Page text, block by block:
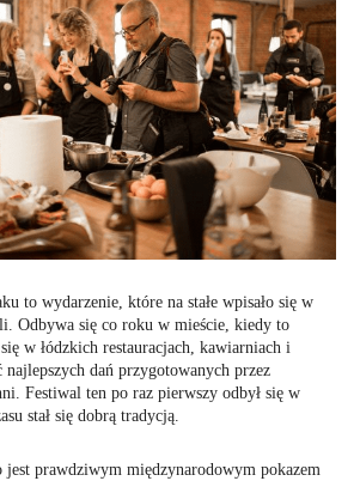
to wydarzenie, które na stałe wpisało się w
Odbywa się co roku w mieście, kiedy to
w łódzkich restauracjach, kawiarniach i
najlepszych dań przygotowanych przez
Festiwal ten po raz pierwszy odbył się w
stał się dobrą tradycją.
jest prawdziwym międzynarodowym pokazem